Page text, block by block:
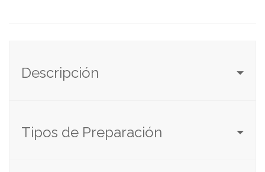
Descripción
Tipos de Preparación